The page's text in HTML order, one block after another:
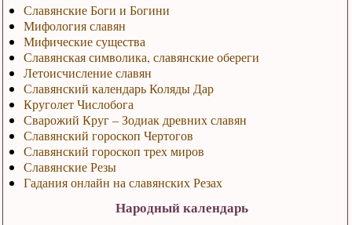
Славянские Боги и Богини
Мифология славян
Мифические существа
Славянская символика, славянские обереги
Летоисчисление славян
Славянский календарь Коляды Дар
Круголет Числобога
Сварожий Круг – Зодиак древних славян
Славянский гороскоп Чертогов
Славянский гороскоп трех миров
Славянские Резы
Гадания онлайн на славянских Резах
Народный календарь